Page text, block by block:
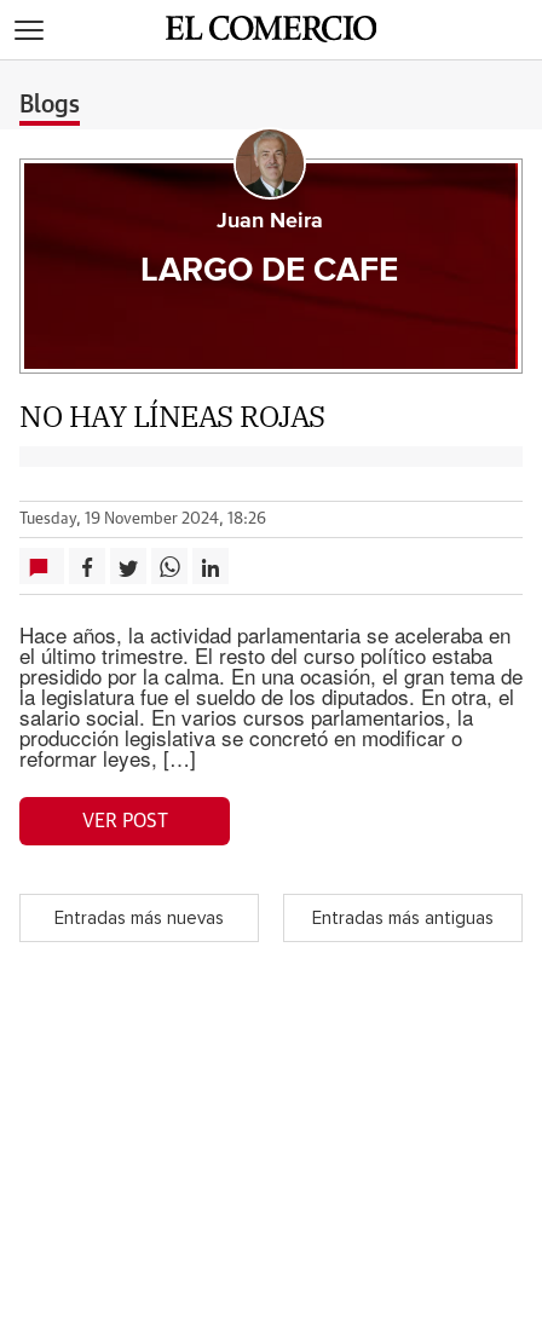
Blogs
Juan Neira
LARGO DE CAFE
NO HAY LÍNEAS ROJAS
Tuesday, 19 November 2024, 18:26
Hace años, la actividad parlamentaria se aceleraba en
el último trimestre. El resto del curso político estaba
presidido por la calma. En una ocasión, el gran tema de
la legislatura fue el sueldo de los diputados. En otra, el
salario social. En varios cursos parlamentarios, la
producción legislativa se concretó en modificar o
reformar leyes, […]
VER POST
Entradas más nuevas Entradas más antiguas